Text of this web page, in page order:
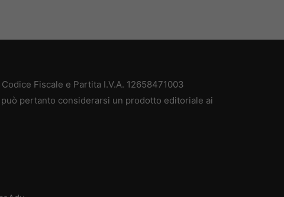
Fiscale e Partita I.V.A. 12658471003
pertanto considerarsi un prodotto editoriale ai